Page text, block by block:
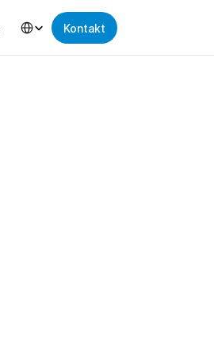
Select Language
Kontakt